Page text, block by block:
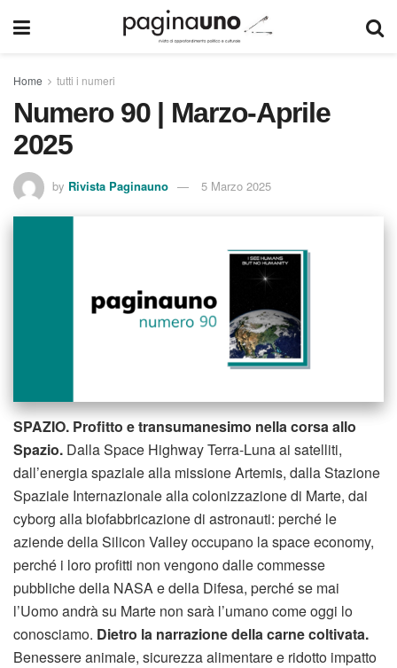
Home tutti i numeri
Numero 90 | Marzo-Aprile
2025
by Rivista Paginauno 5 Marzo 2025
SPAZIO. Profitto e transumanesimo nella corsa allo
Spazio. Dalla Space Highway Terra-Luna ai satelliti,
dall’energia spaziale alla missione Artemis, dalla Stazione
Spaziale Internazionale alla colonizzazione di Marte, dai
cyborg alla biofabbricazione di astronauti: perché le
aziende della Silicon Valley occupano la space economy,
perché i loro profitti non vengono dalle commesse
pubbliche della NASA e della Difesa, perché se mai
l’Uomo andrà su Marte non sarà l’umano come oggi lo
conosciamo. Dietro la narrazione della carne coltivata.
Benessere animale, sicurezza alimentare e ridotto impatto